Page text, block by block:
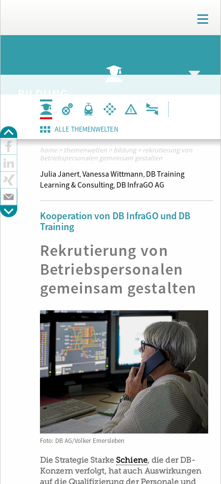
T
o
g
n
v
i
BILDUNG
ALLE THEMENWELTEN
home > themenwelten >bildung >rekrutierung von
betriebspersonalen gemeinsam gestalten
Julia Janert,Vanessa Wittmann, DB Training
Learning & Consulting, DB InfraGO AG
Kooperation von DB InfraGO und DB
Training
Rekrutierung von
Betriebspersonalen
gemeinsam gestalten
Foto: DB AG/Volker Emersleben
Die Strategie Starke Schiene, die der DB-
Konzern verfolgt, hat auch Auswirkungen
auf die Qualifizierung der Personale und